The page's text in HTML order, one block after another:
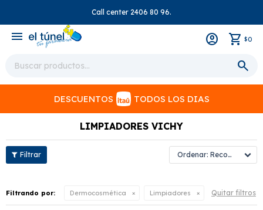
Call center 2406 80 96.
menu $0
DESCUENTOS TODOS LOS DIAS
LIMPIADORES VICHY
Recomendados
Filtrando por: Dermocosmética Limpiadores Quitar filtros
close